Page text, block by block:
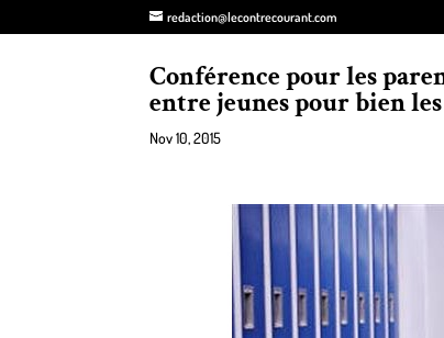
redaction@lecontrecourant.com
Conférence pour les
entre jeunes pour bien
Nov 10, 2015